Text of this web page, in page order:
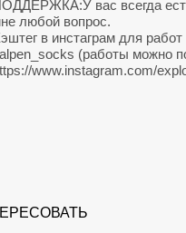
вас всегда
любой вопрос.
в инстаграм для
(работы можно
www.instagram.com/